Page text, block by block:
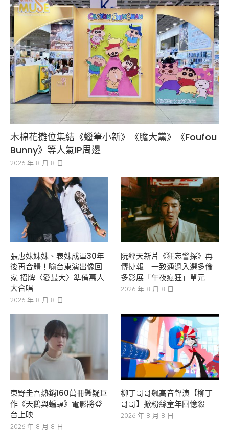
木棉花攤位集結《蠟筆小新》《膽大黨》《Foufou
Bunny》等人氣IP周邊
2026 年 8 月 8 日
張惠妹妹妹、表妹成軍30年
後再合體！喻台東演出像回
家 招牌〈愛最大〉準備萬人
大合唱
2026 年 8 月 8 日
阮經天新片《狂忘警探》再
傳捷報 一致通過入選多倫
多影展「午夜瘋狂」單元
2026 年 8 月 8 日
東野圭吾熱銷160萬冊懸疑巨
作《天鵝與蝙蝠》電影將登
台上映
2026 年 8 月 8 日
柳丁哥哥飆高音聲演【柳丁
哥哥】掀粉絲童年回憶殺
2026 年 8 月 8 日